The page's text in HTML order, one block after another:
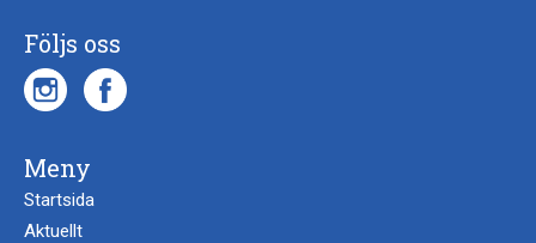
Följs oss
Meny
Startsida
Aktuellt